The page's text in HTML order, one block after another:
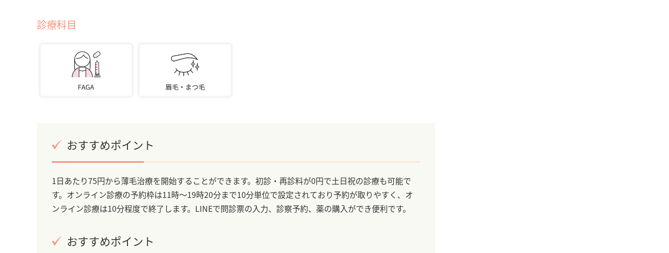
診療科目
おすすめポイント
1日あたり75円から薄毛治療を開始することができます。初診・再診料が0円で土日祝の診療も可能で
す。オンライン診療の予約枠は11時～19時20分まで10分単位で設定されており予約が取りやすく、オ
ンライン診療は10分程度で終了します。LINEで問診票の入力、診察予約、薬の購入ができ便利です。
おすすめポイント